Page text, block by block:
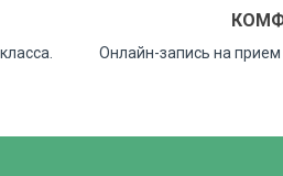
Онлайн-запись на прием